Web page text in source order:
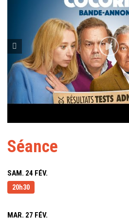
Séance
SAM. 24 FÉV.
20h30
MAR. 27 FÉV.